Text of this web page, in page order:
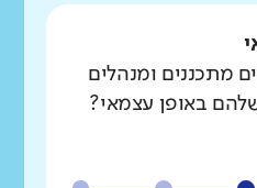
מתכננים ומנהלים
באופן עצמאי?